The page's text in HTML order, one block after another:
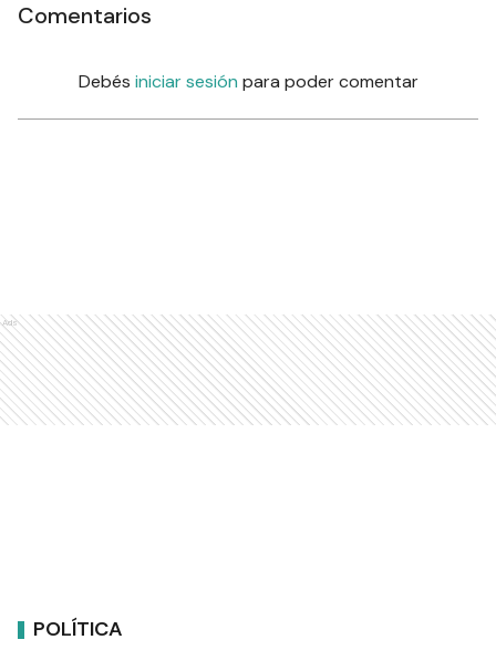
Comentarios
Debés iniciar sesión para poder comentar
Ads
POLÍTICA